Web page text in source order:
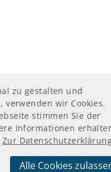
zu gestalten und
wir Cookies.
stimmen Sie der
Informationen
Zur
Alle Cookies